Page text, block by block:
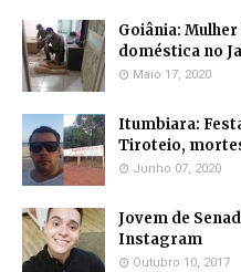
Goiânia:
doméstica no
Maio 17, 2020
Itumbiara:
Tiroteio,
Junho 07, 2020
Jovem de
Instagram
Outubro 10, 2017